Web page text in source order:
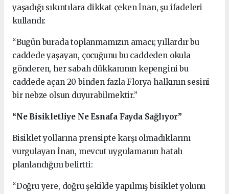
yaşadığı sıkıntılara dikkat çeken İnan, şu ifadeleri
kullandı:
“Bugün burada toplanmamızın amacı; yıllardır bu
caddede yaşayan, çocuğunu bu caddeden okula
gönderen, her sabah dükkanının kepengini bu
caddede açan 20 binden fazla Florya halkının sesini
bir nebze olsun duyurabilmektir.”
“Ne Bisikletliye Ne Esnafa Fayda Sağlıyor”
Bisiklet yollarına prensipte karşı olmadıklarını
vurgulayan İnan, mevcut uygulamanın hatalı
planlandığını belirtti:
“Doğru yere, doğru şekilde yapılmış bisiklet yolunu